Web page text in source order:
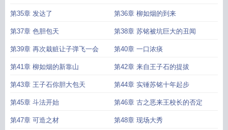
第35章 发达了 第36章 柳如烟的到来
第37章 色胆包天 第38章 苏铭被坑巨大的丑闻
第39章 再次栽赃让子弹飞一会 第40章 一口浓痰
第41章 柳如烟的新靠山 第42章 来自王子石的提拔
第43章 王子石你胆大包天 第44章 实锤苏铭十年起步
第45章 斗法开始 第46章 古之恶来王校长的否定
第47章 可造之材 第48章 现场大秀